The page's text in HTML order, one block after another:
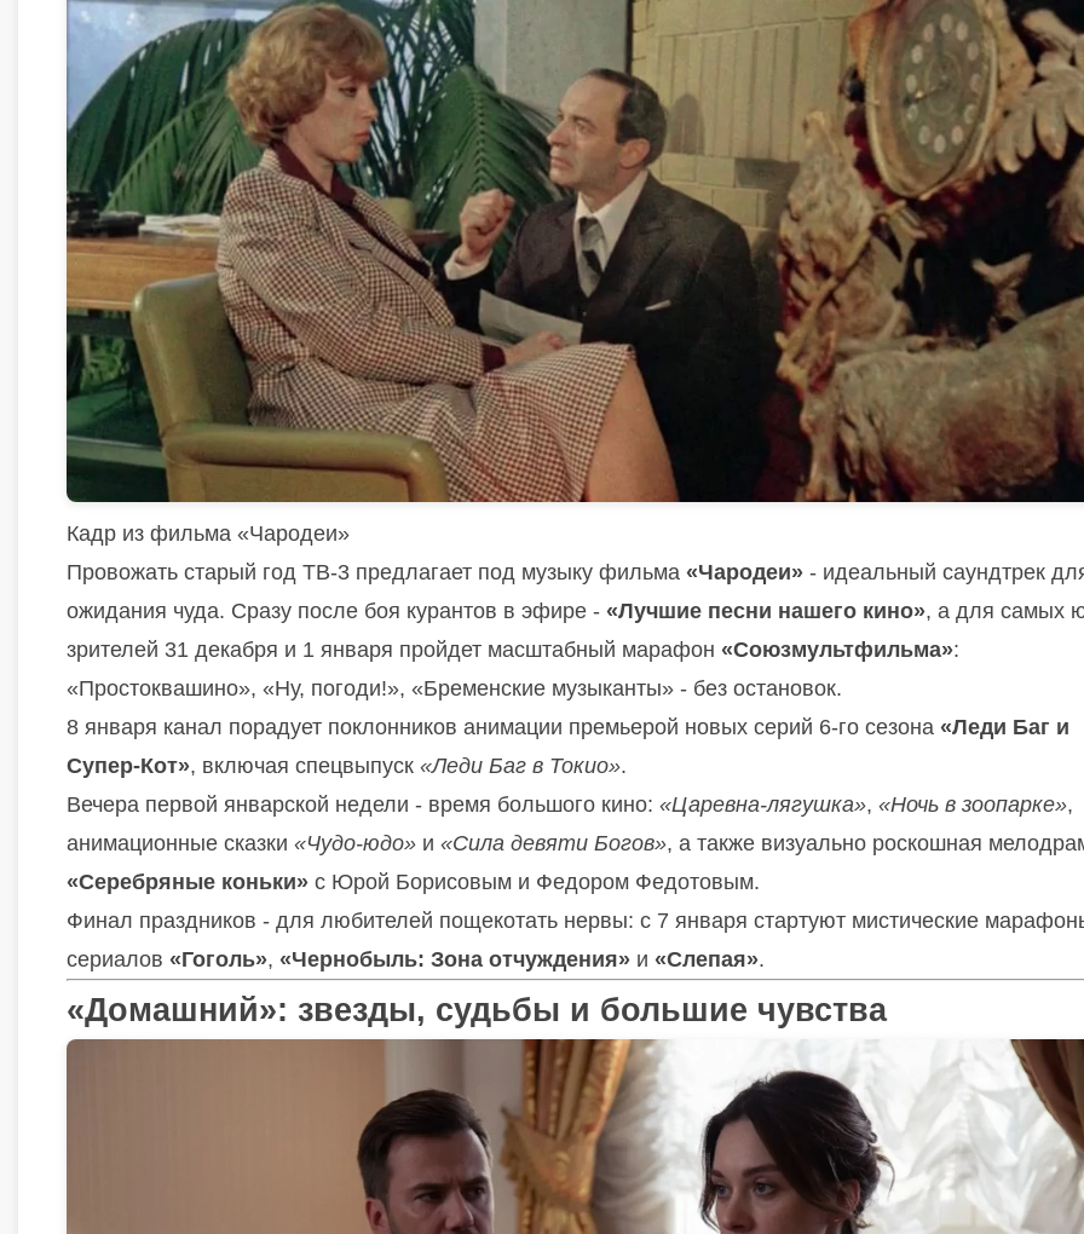
Кадр из фильма «Чародеи»
Провожать старый год ТВ-3 предлагает под музыку фильма «Чародеи» - идеальный саундтрек
ожидания чуда. Сразу после боя курантов в эфире - «Лучшие песни нашего кино», а для самых
зрителей 31 декабря и 1 января пройдет масштабный марафон «Союзмультфильма»:
«Простоквашино», «Ну, погоди!», «Бременские музыканты» - без остановок.
8 января канал порадует поклонников анимации премьерой новых серий 6-го сезона «Леди Баг и
Супер-Кот», включая спецвыпуск «Леди Баг в Токио».
Вечера первой январской недели - время большого кино: «Царевна-лягушка», «Ночь в зоопарке»,
анимационные сказки «Чудо-юдо» и «Сила девяти Богов», а также визуально роскошная
«Серебряные коньки» с Юрой Борисовым и Федором Федотовым.
Финал праздников - для любителей пощекотать нервы: с 7 января стартуют мистические
сериалов «Гоголь», «Чернобыль: Зона отчуждения» и «Слепая».
«Домашний»: звезды, судьбы и большие чувства